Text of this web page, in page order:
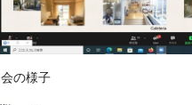
の様子